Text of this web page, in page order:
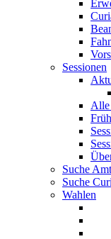
Sessionen
Alle
Suche
Suche
Wahlen